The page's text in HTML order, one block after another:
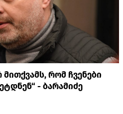
რომ ჩვენები
- ბარამიძე